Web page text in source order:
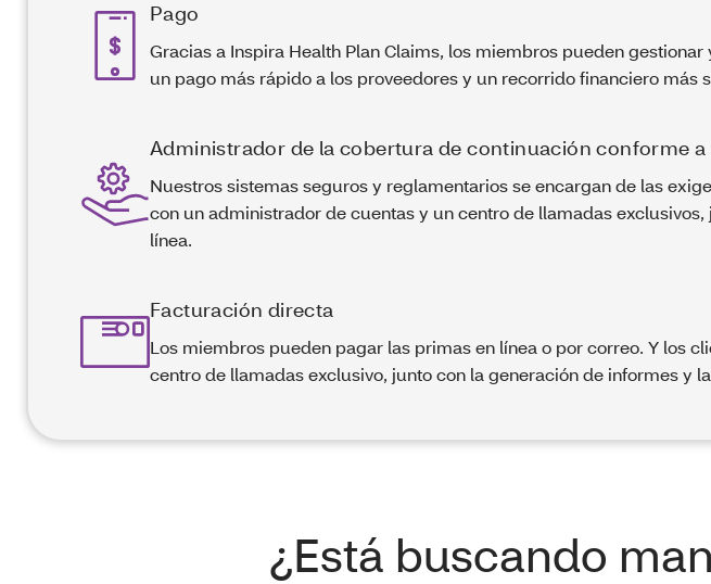
Pago
Gracias a Inspira Health Plan Claims, los miembros pueden
un pago más rápido a los proveedores y un recorrido financiero más
Administrador de la cobertura de continuación conforme a
Nuestros sistemas seguros y reglamentarios se encargan de las
con un administrador de cuentas y un centro de llamadas
línea.
Facturación directa
Los miembros pueden pagar las primas en línea o por correo. Y los
centro de llamadas exclusivo, junto con la generación de informes y
¿Está buscando